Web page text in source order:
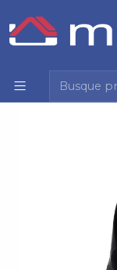
Inicio
Cortaviento